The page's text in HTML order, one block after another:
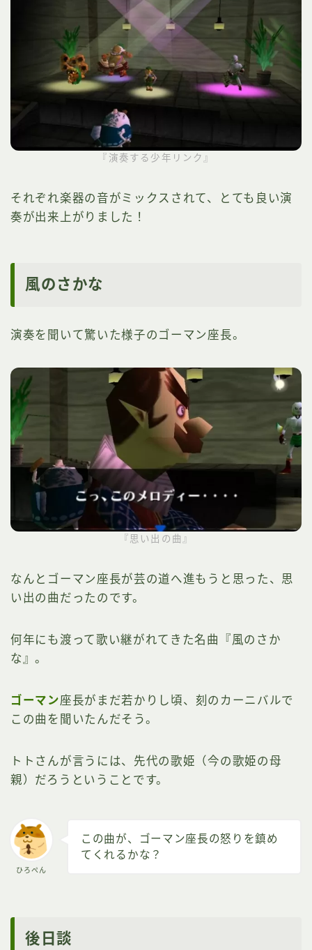
『演奏する少年リンク』
それぞれ楽器の音がミックスされて、とても良い演
奏が出来上がりました！
風のさかな
演奏を聞いて驚いた様子のゴーマン座長。
『思い出の曲』
なんとゴーマン座長が芸の道へ進もうと思った、思
い出の曲だったのです。
何年にも渡って歌い継がれてきた名曲『風のさか
な』。
ゴーマン座長がまだ若かりし頃、刻のカーニバルで
この曲を聞いたんだそう。
トトさんが言うには、先代の歌姫（今の歌姫の母
親）だろうということです。
ひろぺん
この曲が、ゴーマン座長の怒りを鎮め
てくれるかな？
後日談